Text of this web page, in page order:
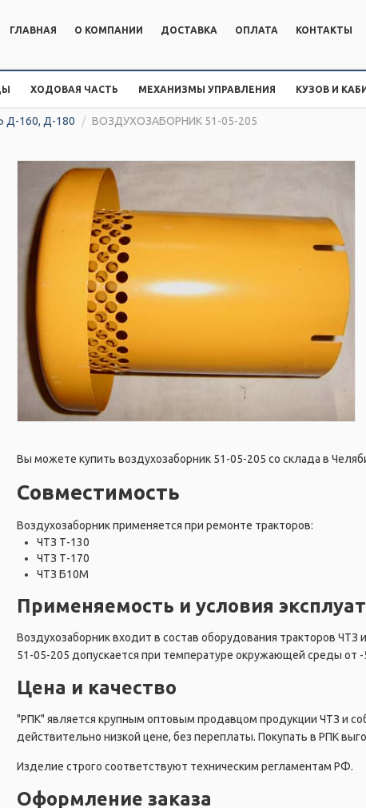
ГЛАВНАЯ
О КОМПАНИИ ДОСТАВКА ОПЛАТА КОНТАКТЫ
ХОДОВАЯ ЧАСТЬ МЕХАНИЗМЫ УПРАВЛЕНИЯ КУЗОВ И
Д-160, Д-180 / ВОЗДУХОЗАБОРНИК 51-05-205
Вы можете купить воздухозаборник 51-05-205 со склада в
Совместимость
Воздухозаборник применяется при ремонте тракторов:
ЧТЗ Т-130
ЧТЗ Т-170
ЧТЗ Б10М
Применяемость и условия
Воздухозаборник входит в состав оборудования тракторов
51-05-205 допускается при температуре окружающей среды от -
Цена и качество
"РПК" является крупным оптовым продавцом продукции ЧТЗ и
действительно низкой цене, без переплаты. Покупать в РПК
Изделие строго соответствуют техническим регламентам РФ.
Оформление заказа